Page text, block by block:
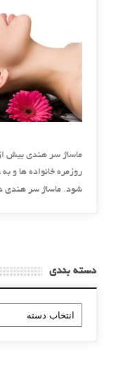
ماساژ سر هندی بیش
روزمره خانواده ها و
شود. ماساژ سر هندی در سال
دسته بندی
دسته
بندی